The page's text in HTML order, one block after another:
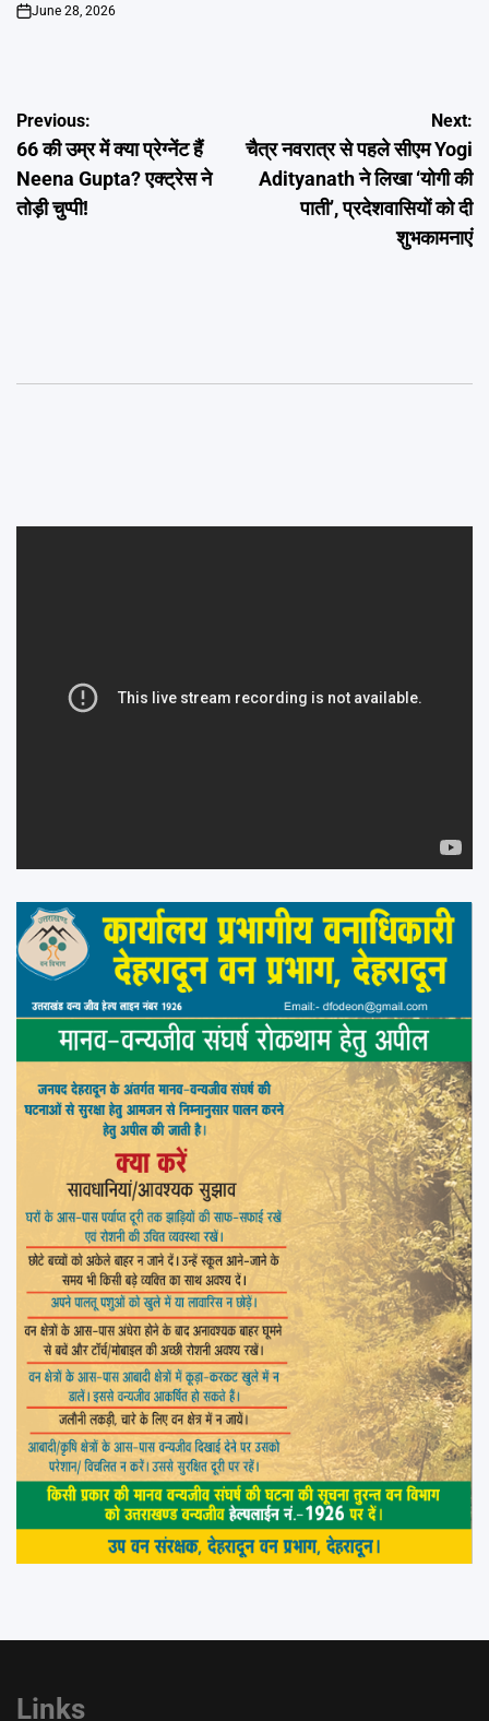
on
June 28, 2026
Post
navigation
Previous:
66 की उम्र में क्या प्रेग्नेंट हैं
Neena Gupta? एक्ट्रेस ने
तोड़ी चुप्पी!
Next:
चैत्र नवरात्र से पहले सीएम Yogi
Adityanath ने लिखा ‘योगी की
पाती’, प्रदेशवासियों को दी
शुभकामनाएं
Links